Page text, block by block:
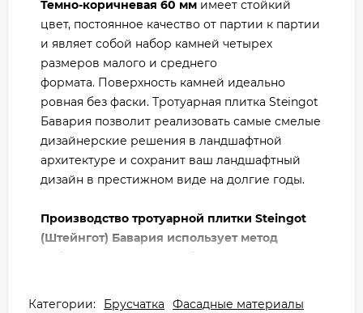
Темно-коричневая 60 мм имеет стойкий
цвет, постоянное качество от партии к партии
и являет собой набор камней четырех
размеров малого и среднего
формата. Поверхность камней идеально
ровная без фаски. Тротуарная плитка Steingot
Бавария позволит реализовать самые смелые
дизайнерские решения в ландшафтной
архитектуре и сохранит ваш ландшафтный
дизайн в престижном виде на долгие годы.
Производство тротуарной плитки Steingot
(Штейнгот) Бавария использует метод
вибропрессования как более современный
наилучшего качества с высокими
Категории: Брусчатка
Фасадные материалы